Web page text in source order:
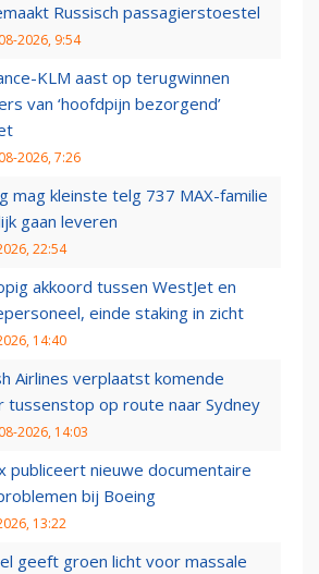
Russisch passagierstoestel
2026, 9:54
KLM aast op terugwinnen
van ‘hoofdpijn bezorgend’
2026, 7:26
mag kleinste telg 737 MAX-familie
gaan leveren
22:54
akkoord tussen WestJet en
einde staking in zicht
14:40
Airlines verplaatst komende
tussenstop op route naar Sydney
2026, 14:03
publiceert nieuwe documentaire
bij Boeing
13:22
geeft groen licht voor massale